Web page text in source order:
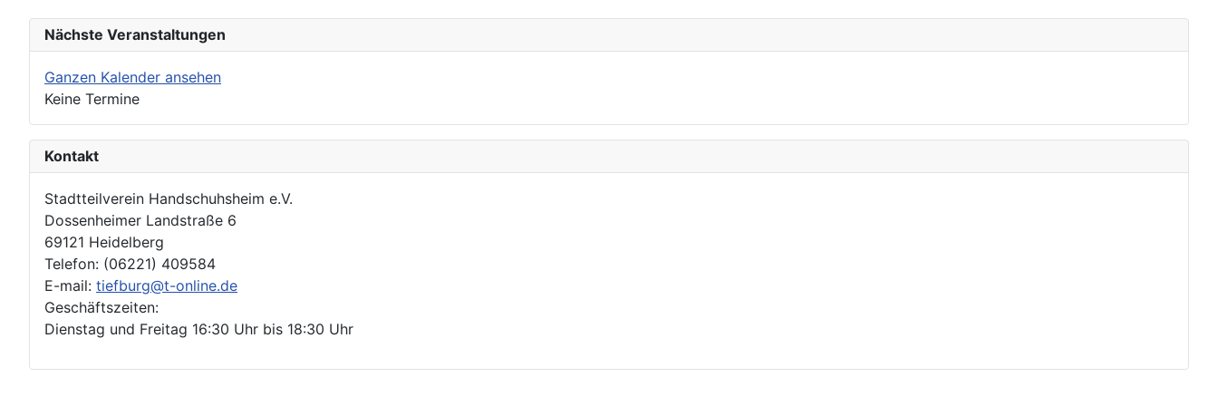
Nächste Veranstaltungen
Ganzen Kalender ansehen
Keine Termine
Kontakt
Stadtteilverein Handschuhsheim e.V.
Dossenheimer Landstraße 6
69121 Heidelberg
Telefon: (06221) 409584
E-mail: tiefburg@t-online.de
Geschäftszeiten:
Dienstag und Freitag 16:30 Uhr bis 18:30 Uhr